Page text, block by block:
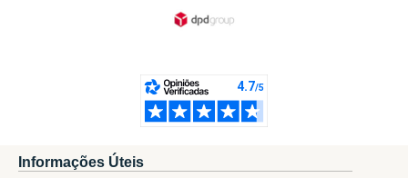
Informações Úteis